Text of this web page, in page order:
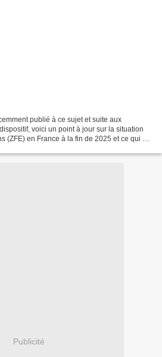
publié à ce sujet et suite aux
voici un point à jour sur la situation
(ZFE) en France à la fin de 2025 et ce qui est
Publicité